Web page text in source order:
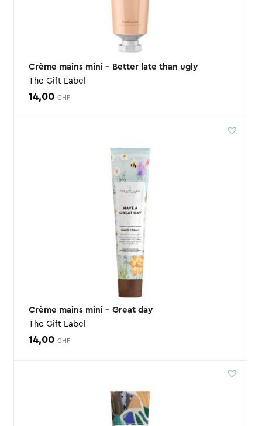
Crème mains mini – Better late than ugly
The Gift Label
14,00 CHF
Crème mains mini – Great day
The Gift Label
14,00 CHF